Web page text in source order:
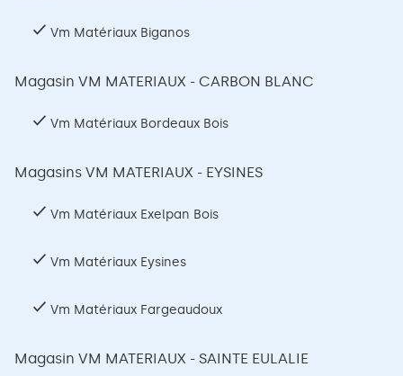
Vm Matériaux Biganos
Magasin VM MATERIAUX - CARBON BLANC
Vm Matériaux Bordeaux Bois
Magasins VM MATERIAUX - EYSINES
Vm Matériaux Exelpan Bois
Vm Matériaux Eysines
Vm Matériaux Fargeaudoux
Magasin VM MATERIAUX - SAINTE EULALIE